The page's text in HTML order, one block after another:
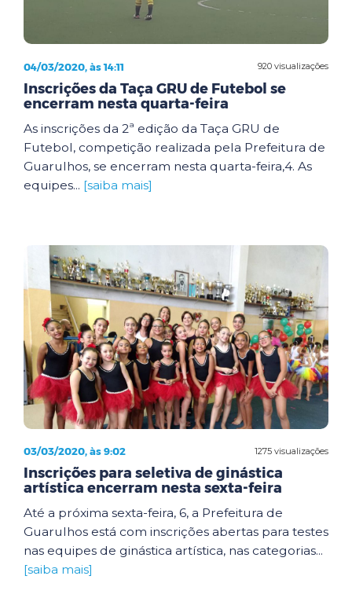
920 visualizações
04/03/2020, às 14:11
Inscrições da Taça GRU de Futebol se
encerram nesta quarta-feira
As inscrições da 2ª edição da Taça GRU de
Futebol, competição realizada pela Prefeitura de
Guarulhos, se encerram nesta quarta-feira,4. As
equipes... [saiba mais]
1275 visualizações
03/03/2020, às 9:02
Inscrições para seletiva de ginástica
artística encerram nesta sexta-feira
Até a próxima sexta-feira, 6, a Prefeitura de
Guarulhos está com inscrições abertas para testes
nas equipes de ginástica artística, nas categorias...
[saiba mais]